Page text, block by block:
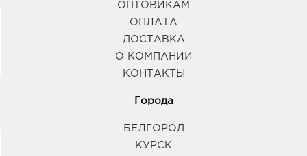
ОПТОВИКАМ
ОПЛАТА
ДОСТАВКА
О КОМПАНИИ
КОНТАКТЫ
Города
БЕЛГОРОД
КУРСК